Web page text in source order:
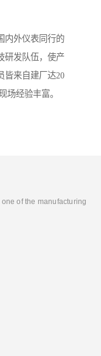
内外仪表同行的
研发队伍，使产
皆来自建厂达20
场经验丰富。
of the manufacturing